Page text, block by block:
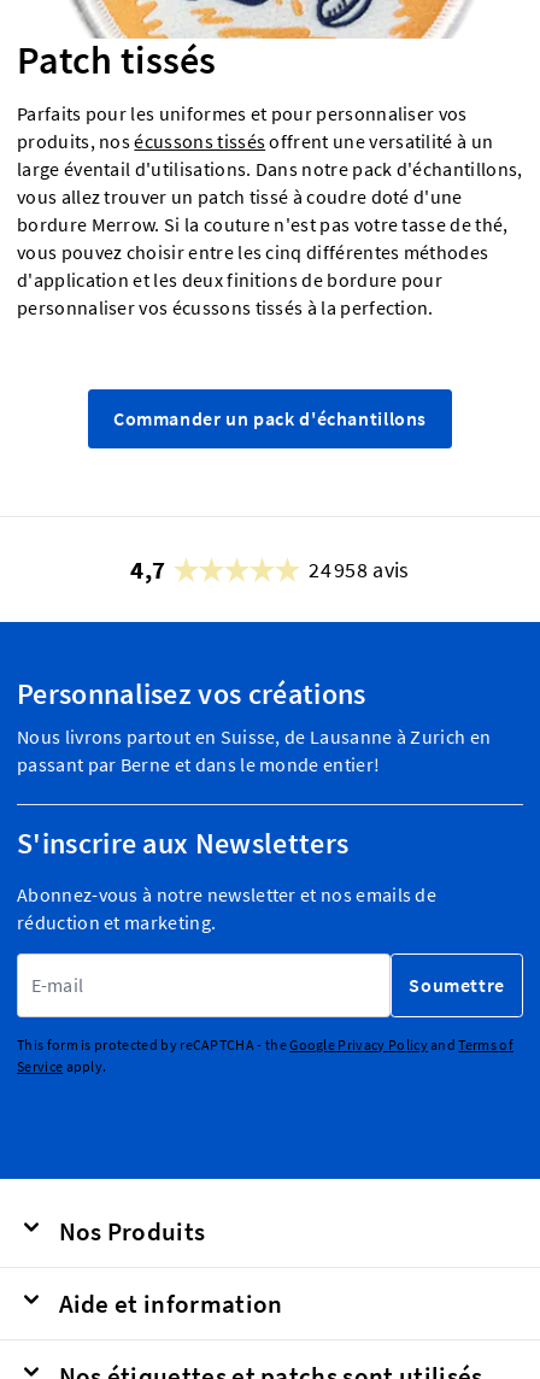
Patch tissés
Parfaits pour les uniformes et pour personnaliser vos
produits, nosécussons tissésoffrent une versatilité à un
large éventail d'utilisations. Dans notre pack d'échantillons,
vous allez trouver un patch tissé à coudre doté d'une
bordure Merrow. Si la couture n'est pas votre tasse de thé,
vous pouvez choisir entre les cinq différentes méthodes
d'application et les deux finitions de bordure pour
personnaliser vos écussons tissés à la perfection.
Commander un pack d'échantillons
4,7 24 958 avis
Personnalisez vos créations
Nous livrons partout en Suisse, de Lausanne à Zurich en
passant par Berne et dans le monde entier!
S'inscrire aux Newsletters
Abonnez-vous à notre newsletter et nos emails de
réduction et marketing.
Soumettre
This form is protected by reCAPTCHA - theGoogle Privacy PolicyandTerms of
Service apply.
Nos Produits
Aide et information